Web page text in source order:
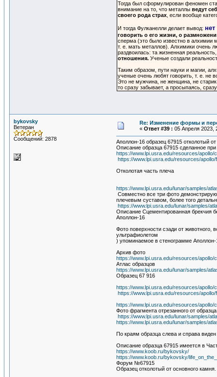
Тогда был сформулирован феномен
внимание на то, что металлы ведут
своего рода страх , если вообще
И тогда Фулканелли делает вывод:
говорить о его жизни, о
сперма (это было известно в алхимии
т. е. мать металлов). Алхимики очень
раздвоилась: та жизненная
отношения. Ученые создали
Таким образом, пути науки и магии,
ученые очень любят говорить, т. е. не
Это не мужчина, не женщина, не
то сразу забывает, а просыпаясь,
bykovsky
Ветеран
Сообщений: 2878
Re: Изменение формы и
« Ответ #39 : 05 Апреля 2023,
Аполлон-16 образец 67915 отколотый от
Описание образца 67915 сделанное
https://www.lpi.usra.edu/resources/apollo/
https://www.lpi.usra.edu/resources/
Отколотая часть плеча
https://www.lpi.usra.edu/lunar/samples/
Совместно все три фото
плечевым суставом, более того
https://www.lpi.usra.edu/lunar/samples/
Описание Сцементированная брекчия
Аполлон-16
Фото поверхности сзади от животного,
ультрафиолетом
) упоминаемое в стенограмме Аполлон-
Архив фото
https://www.lpi.usra.edu/resources/apollo/
Атлас образцов
https://www.lpi.usra.edu/lunar/samples/
Образец 67 916
https://www.lpi.usra.edu/resources/apollo/
https://www.lpi.usra.edu/resources/
https://www.lpi.usra.edu/resources/apollo/
Фото фрагмента отрезанного от
https://www.lpi.usra.edu/lunar/samples/
https://www.lpi.usra.edu/lunar/samples/
По краям образца слева и справа
Описание образца 67915 имеется в
https://www.koob.ru/bykovsky/
https://www.koob.ru/bykovsky/
Форум №67915
Образец отколотый от основного камня.